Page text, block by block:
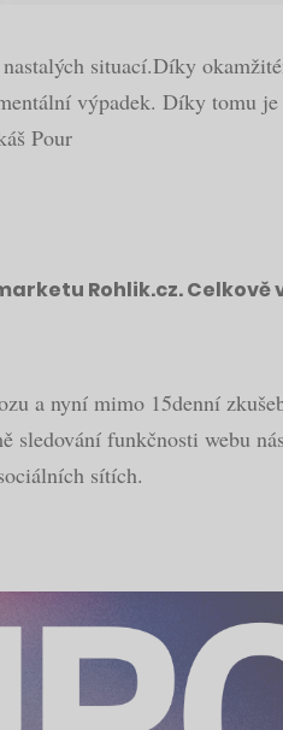
situací.Díky
výpadek. Díky tomu
Pour
Rohlik.cz. Celkově
a nyní mimo 15denní
sledování funkčnosti webu
sítích.